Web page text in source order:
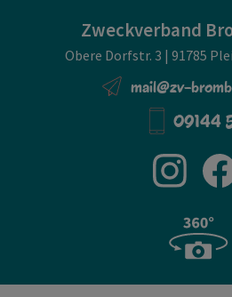
Zweckverband
Obere Dorfstr. 3 | 91785
mail@zv-
09144